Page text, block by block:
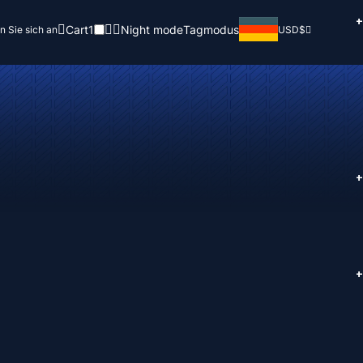
Sie sich an Cart1 Night modeTagmodus USD$
+
+
+